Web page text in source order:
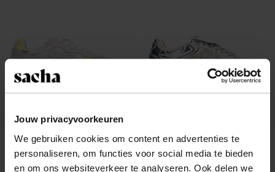
Jouw privacyvoorkeuren
We gebruiken cookies om content en advertenties te
personaliseren, om functies voor social media te bieden
en om ons websiteverkeer te analyseren. Ook delen we
Zilveren suède sneakers met gele
details
116.00
46.40
Zilveren metallic sneakers
36.00